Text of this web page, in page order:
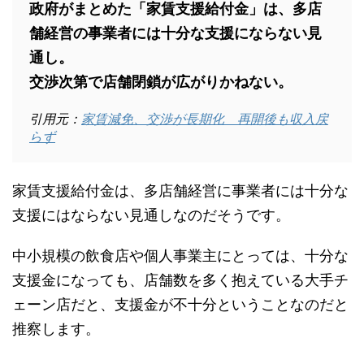
政府がまとめた「家賃支援給付金」は、多店
舗経営の事業者には十分な支援にならない見
通し。
交渉次第で店舗閉鎖が広がりかねない。
引用元： 家賃減免、交渉が長期化 再開後も収入戻
らず
家賃支援給付金は、多店舗経営に事業者には十分な
支援にはならない見通しなのだそうです。
中小規模の飲食店や個人事業主にとっては、十分な
支援金になっても、店舗数を多く抱えている大手チ
ェーン店だと、支援金が不十分ということなのだと
推察します。